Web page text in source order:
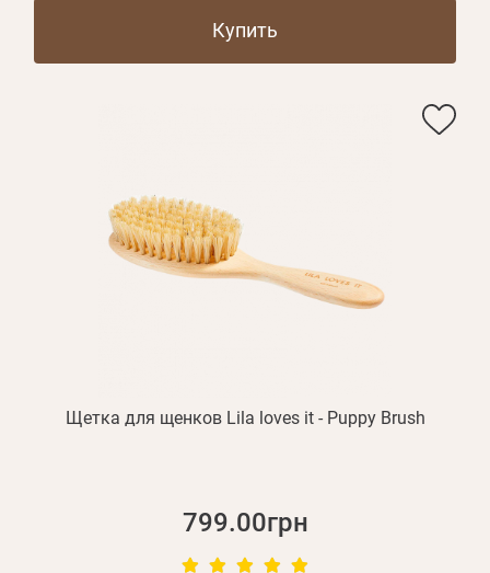
Купить
Щетка для щенков Lila loves it - Puppy Brush
799.00грн